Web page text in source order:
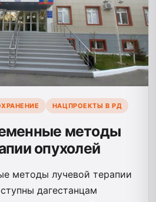
НАЦПРОЕКТЫ В РД
методы
опухолей
методы лучевой терапии
дагестанцам